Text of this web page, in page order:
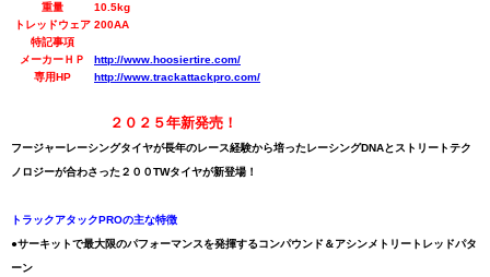
重量
10.5kg
トレッドウェア 200AA
特記事項
メーカーＨＰ
http://www.hoosiertire.com/
専用HP
http://www.trackattackpro.com/
２０２５年新発売！
フージャーレーシングタイヤが長年のレース経験から培ったレーシングDNAとストリートテク
ノロジーが合わさった２００TWタイヤが新登場！
トラックアタックPROの主な特徴
●サーキットで最大限のパフォーマンスを発揮するコンパウンド＆アシンメトリートレッドパタ
ーン